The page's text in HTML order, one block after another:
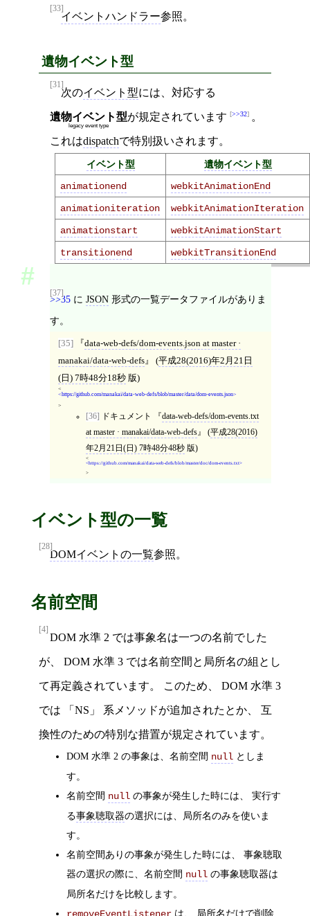
[33]
イベントハンドラー参照。
遺物イベント型
[31]
次のイベント型には、対応する
遺物イベント型
legacy event type
が規定されています >>32 。
これはdispatchで特別扱いされます。
イベント型
遺物イベント型
animationend
webkitAnimationEnd
animationiteration
webkitAnimationIteration
animationstart
webkitAnimationStart
transitionend
webkitTransitionEnd
[37]
>>35 に JSON 形式の一覧データファイルがありま
す。
[35]
data-web-defs/dom-events.json at master ·
manakai/data-web-defs
(平成28(2016)年2月21日
(日) 7時48分18秒版)
<
https://github.com/manakai/data-web-defs/blob/master/data/dom-events.json
>
[36] ドキュメント
data-web-defs/dom-events.txt
at master · manakai/data-web-defs
(平成28(2016)
年2月21日(日) 7時48分48秒版)
<
https://github.com/manakai/data-web-defs/blob/master/doc/dom-events.txt
>
イベント型の一覧
[28]
DOMイベントの一覧参照。
名前空間
[4]
DOM 水準 2 では事象名は一つの名前でした
が、 DOM 水準 3 では名前空間と局所名の組とし
て再定義されています。 このため、 DOM 水準 3
では NS 系メソッドが追加されたとか、 互
換性のための特別な措置が規定されています。
DOM 水準 2 の事象は、名前空間 null としま
す。
名前空間 null の事象が発生した時には、 実行す
る事象聴取器の選択には、局所名のみを使いま
す。
名前空間ありの事象が発生した時には、 事象聴取
器の選択の際に、名前空間 null の事象聴取器は
局所名だけを比較します。
removeEventListener は、 局所名だけで削除